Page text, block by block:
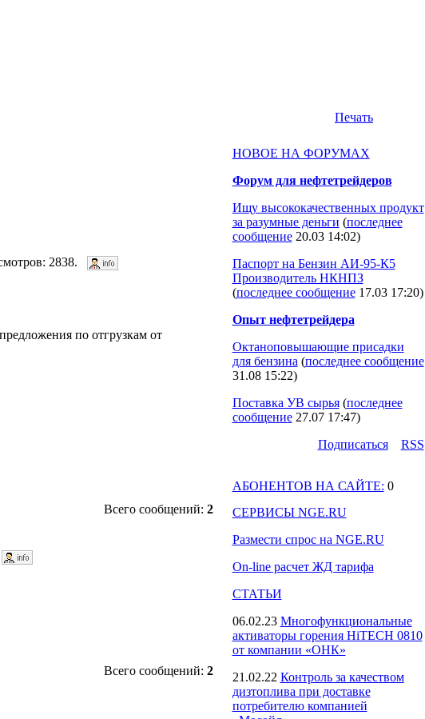
Печать
2838.
по отгрузкам от
Всего сообщений: 2
Всего сообщений: 2
НОВОЕ НА ФОРУМАХ
Форум для нефтетрейдеров
Ищу высококачественных продукт
за разумные деньги (последнее
сообщение 20.03 14:02)
Паспорт на Бензин АИ-95-К5
Производитель НКНПЗ
(последнее сообщение 17.03 17:20)
Опыт нефтетрейдера
Октаноповышающие присадки
для бензина (последнее сообщение
31.08 15:22)
Поставка УВ сырья(последнее
сообщение 27.07 17:47)
Подпиcаться
RSS
АБОНЕНТОВ НА САЙТЕ: 0
СЕРВИСЫ NGE.RU
Размести спрос на NGE.RU
On-line расчет ЖД тарифа
СТАТЬИ
06.02.23 Многофункциональные
активаторы горения HiTECH 0810
от компании «ОНК»
21.02.22 Контроль за качеством
дизтоплива при доставке
потребителю компанией